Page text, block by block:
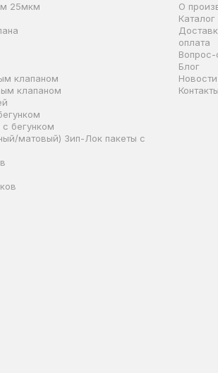
25мкм
клапаном
клапаном
бегунком
матовый) Зип-Лок пакеты с
О
Каталог
оплата
Вопрос-
Блог
Новости
Контакты